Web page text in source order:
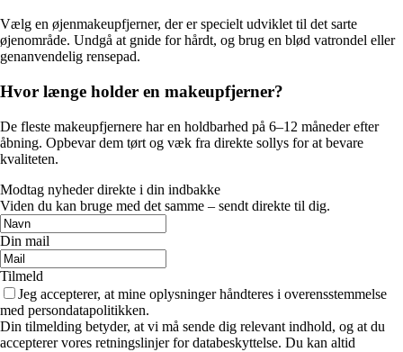
Vælg en øjenmakeupfjerner, der er specielt udviklet til det sarte
øjenområde. Undgå at gnide for hårdt, og brug en blød vatrondel eller
genanvendelig rensepad.
Hvor længe holder en makeupfjerner?
De fleste makeupfjernere har en holdbarhed på 6–12 måneder efter
åbning. Opbevar dem tørt og væk fra direkte sollys for at bevare
kvaliteten.
Modtag nyheder direkte i din indbakke
Viden du kan bruge med det samme – sendt direkte til dig.
Din mail
Tilmeld
Jeg accepterer, at mine oplysninger håndteres i overensstemmelse
med persondatapolitikken.
Din tilmelding betyder, at vi må sende dig relevant indhold, og at du
accepterer vores retningslinjer for databeskyttelse. Du kan altid